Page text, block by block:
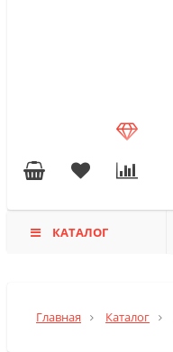
КАТАЛОГ
Главная Каталог